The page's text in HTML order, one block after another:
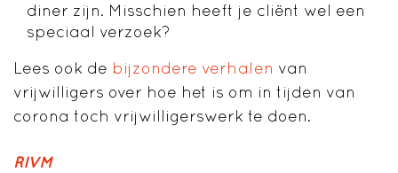
diner zijn. Misschien heeft je cliënt wel een
speciaal verzoek?
Lees ook de bijzondere verhalen van
vrijwilligers over hoe het is om in tijden van
corona toch vrijwilligerswerk te doen.
RIVM